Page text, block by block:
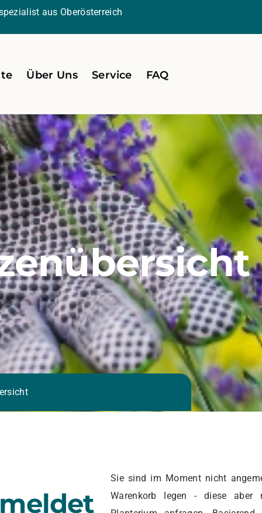
aus Oberösterreich
Über Uns Service FAQ
Sie sind im Moment nicht
Warenkorb legen - diese aber